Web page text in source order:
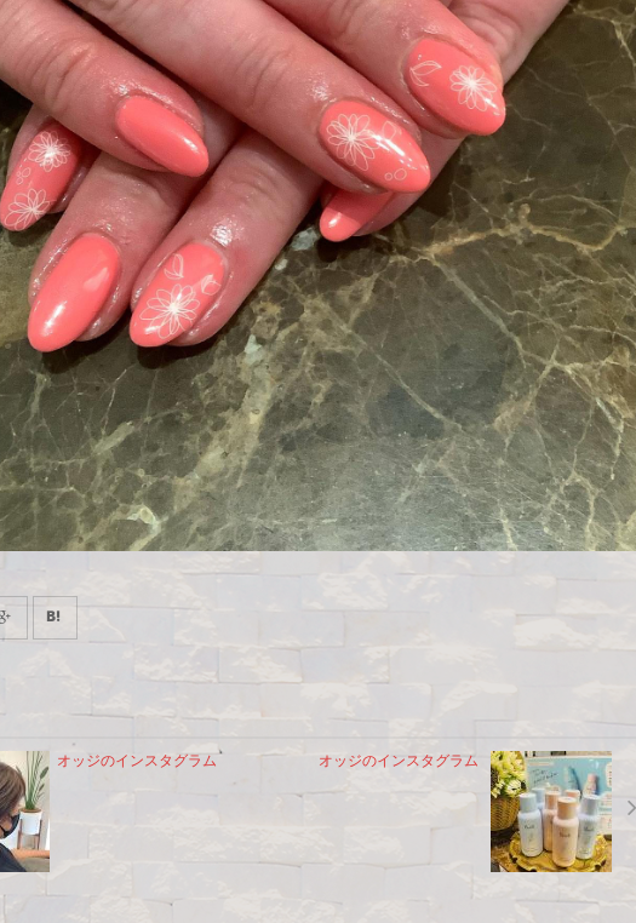
オッジのインスタグラム オッジのインスタグラム